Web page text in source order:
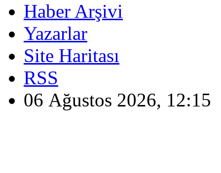
Haber Arşivi
Yazarlar
Site Haritası
RSS
06 Ağustos 2026, 12:15